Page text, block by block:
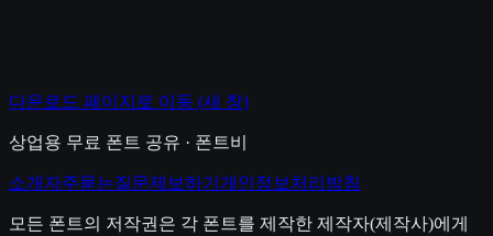
다운로드 페이지로 이동 (새 창)
상업용 무료 폰트 공유 · 폰트비
소개 자주묻는질문제보하기 개인정보처리방침
모든 폰트의 저작권은 각 폰트를 제작한 제작자(제작사)에게